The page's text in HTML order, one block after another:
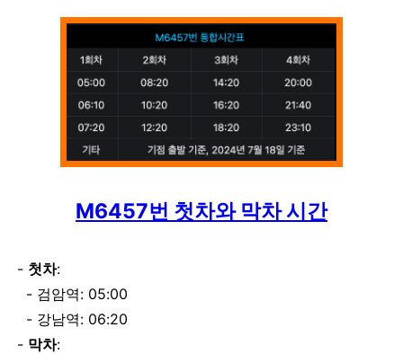
M6457번 첫차와 막차 시간
첫차:
검암역: 05:00
강남역: 06:20
막차: